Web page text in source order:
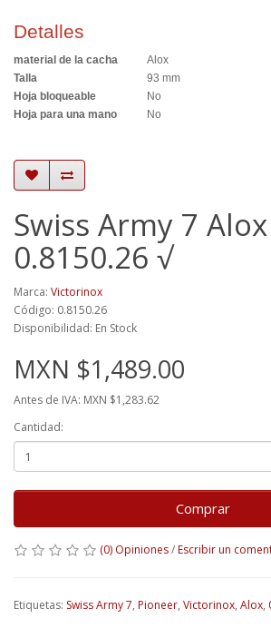
Detalles
material de la cacha
Alox
Talla
93 mm
Hoja bloqueable
No
Hoja para una mano
No
Swiss Army 7
0.8150.26 √
Marca: Victorinox
Código: 0.8150.26
Disponibilidad: En Stock
MXN $1,489.00
Antes de IVA: MXN $1,283.62
Cantidad:
Comprar
(0) Opiniones/ Escribir un
Etiquetas: Swiss Army 7, Pioneer, Victorinox, Alox,